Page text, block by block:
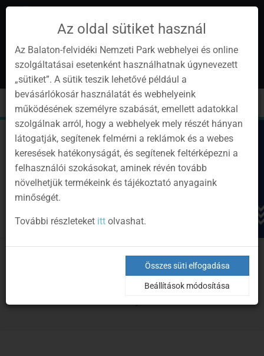
Instagram
YoutubeFacebookProgramok
Hírlevél
hu
Toggle
cart
Toggle
navigation
Bejelentkezés
Projektek
Az oldal sütiket használ
Az Balaton-felvidéki Nemzeti Park webhelyei és online
szolgáltatásai esetenként használhatnak úgynevezett
„sütiket”. A sütik teszik lehetővé például a
bevásárlókosár használatát és webhelyeink
működésének személyre szabását, emellett adatokkal
szolgálnak arról, hogy a webhelyek mely részét hányan
látogatják, segítenek felmérni a reklámok és a webes
keresések hatékonyságát, és segítenek feltérképezni a
felhasználói szokásokat, aminek révén tovább
növelhetjük termékeink és tájékoztató anyagaink
minőségét.
További részleteket ittolvashat.
Összes süti elfogadása
Beállítások módosítása